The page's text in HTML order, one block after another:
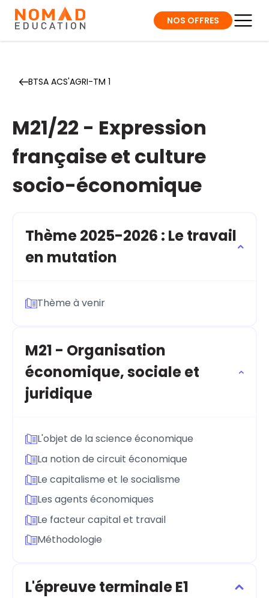
NOS OFFRES
BTSA ACS'AGRI-TM 1
M21/22 - Expression
française et culture
socio-économique
Thème 2025-2026 : Le travail
en mutation
Thème à venir
M21 - Organisation
économique, sociale et
juridique
L'objet de la science économique
La notion de circuit économique
Le capitalisme et le socialisme
Les agents économiques
Le facteur capital et travail
Méthodologie
L'épreuve terminale E1